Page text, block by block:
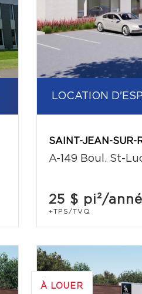
SAINT-JEAN-SUR-
A-149 Boul. St-
25 $ pi²/
+TPS/TVQ
À LOUER